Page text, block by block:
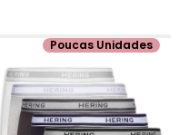
Poucas Unidades